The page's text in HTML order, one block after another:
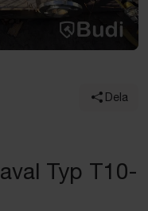
Dela
Typ T10-